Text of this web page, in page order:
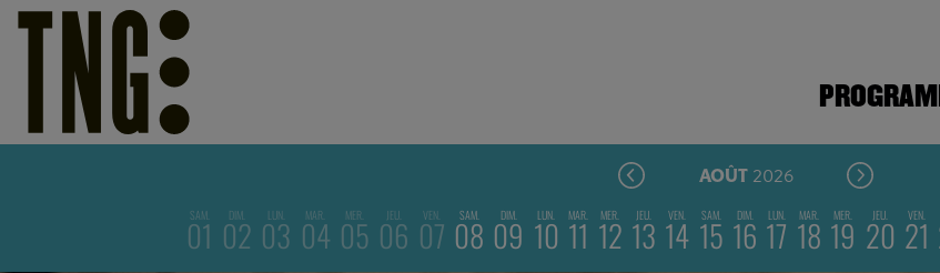
AOÛT 2026
SAM.
01 DIM.
02 LUN.
03 MAR.
04 MER.
05 JEU.
06 VEN.
07 SAM.
08 DIM.
09 LUN.
10 MAR.
11 MER.
12 JEU.
13 VEN.
14 SAM.
15 DIM.
16 LUN.
17 MAR.
18 MER.
19 JEU.
20 VEN.
21